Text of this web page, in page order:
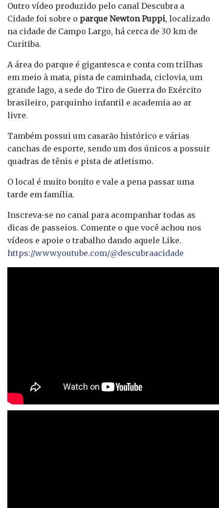
Outro vídeo produzido pelo canal Descubra a
Cidade foi sobre o parque Newton Puppi, localizado
na cidade de Campo Largo, há cerca de 30 km de
Curitiba.
A área do parque é gigantesca e conta com trilhas
em meio à mata, pista de caminhada, ciclovia, um
grande lago, a sede do Tiro de Guerra do Exército
brasileiro, parquinho infantil e academia ao ar
livre.
Também possui um casarão histórico e várias
canchas de esporte, sendo um dos únicos a possuir
quadras de tênis e pista de atletismo.
O local é muito bonito e vale a pena passar uma
tarde em família.
Inscreva-se no canal para acompanhar todas as
dicas de passeios. Comente o que você achou nos
vídeos e apoie o trabalho dando aquele Like.
https://www.youtube.com/@descubraacidade